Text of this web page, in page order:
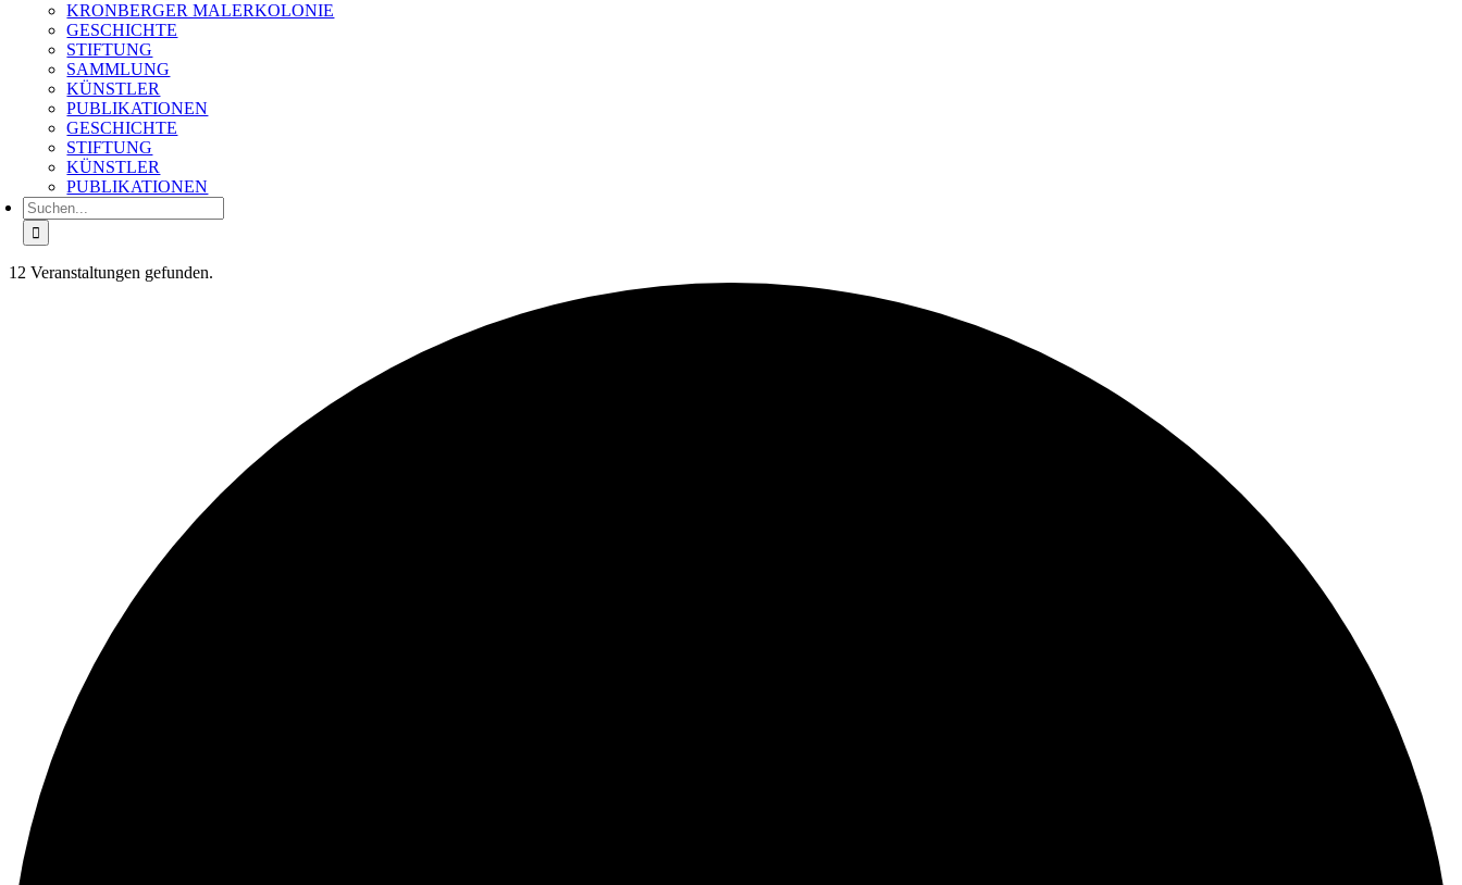
KRONBERGER MALERKOLONIE
GESCHICHTE
STIFTUNG
SAMMLUNG
KÜNSTLER
PUBLIKATIONEN
GESCHICHTE
STIFTUNG
KÜNSTLER
PUBLIKATIONEN
Suche
nach:
12 Veranstaltungen gefunden.